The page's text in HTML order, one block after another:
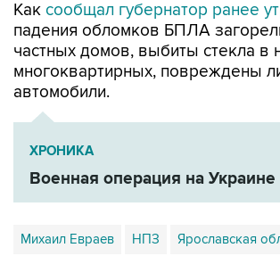
Как сообщал губернатор ранее
падения обломков БПЛА
частных домов, выбиты стекла в
многоквартирных, повреждены
автомобили.
ХРОНИКА
Военная операция на Украине
Михаил Евраев НПЗ Ярославская